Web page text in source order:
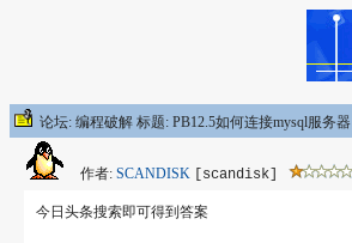
论坛: 编程破解 标题: PB12.5如何连接mysql服务器
作者: SCANDISK [scandisk]
今日头条搜索即可得到答案